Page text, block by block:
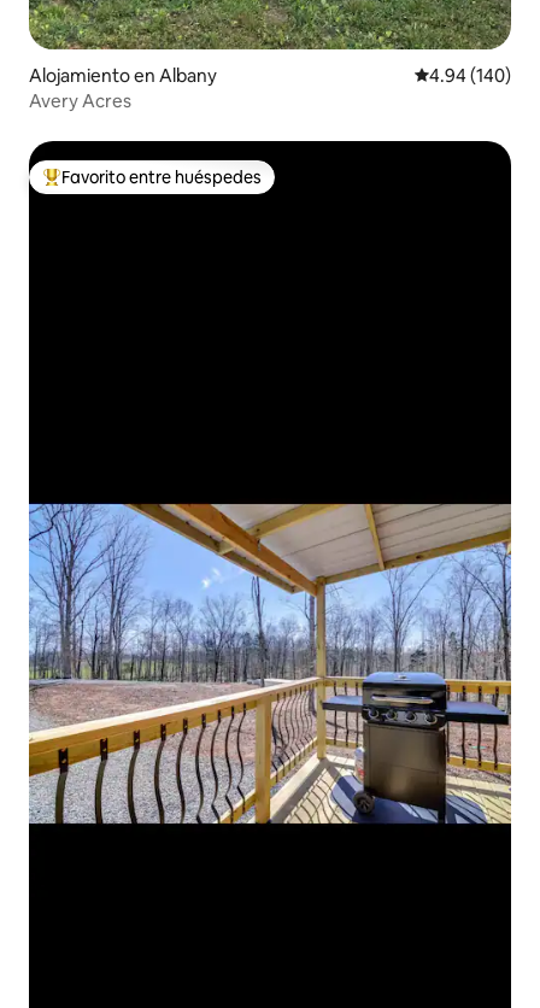
Alojamiento en Albany Calificación
4.94 (140)
Avery Acres
Favorito entre huéspedes preferido
Favorito entre huéspedes